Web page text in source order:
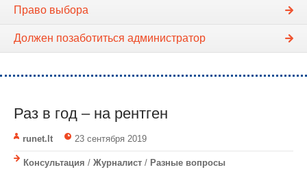
Право выбора
Должен позаботиться администратор
Раз в год – на рентген
runet.lt 23 сентября 2019
Консультация / Журналист / Разные вопросы